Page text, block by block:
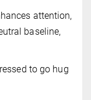
attention,
baseline,
to go hug